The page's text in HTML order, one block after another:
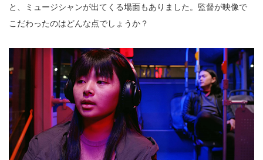
と、ミュージシャンが出てくる場面もありました。監督が映像で
こだわったのはどんな点でしょうか？